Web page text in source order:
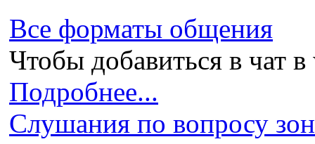
Все форматы общения
Чтобы добавиться в чат
Подробнее...
Слушания по вопросу